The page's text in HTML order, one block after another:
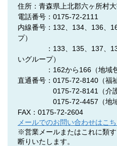
住所：青森県上北郡六ヶ所村
電話番号：0175-72-2111
内線番号：132、134、136、
プ）
：133、135、137、138
いグループ）
：162から166（地域包括
直通番号：0175-72-8140 （福
0175-72-8141
（介
0175-72-4457 （地
FAX：0175-72-2604
メールでのお問い合わせはこ
※営業メールまたはこれに類
断りいたします。